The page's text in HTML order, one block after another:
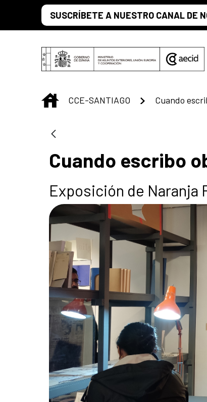
Saltar al contenido principal
SUSCRÍBETE A NUESTRO CANAL DE
INICIO
CCE-SANTIAGO
Cuando escribo
Exposición de Naranja